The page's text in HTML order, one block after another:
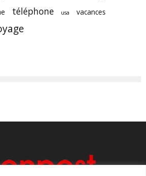
téléphone usa
vacances